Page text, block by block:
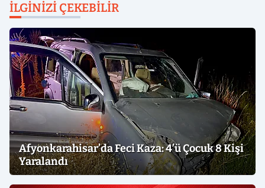
İLGINIZI ÇEKEBILIR
Afyonkarahisar’da Feci Kaza: 4’ü Çocuk 8 Kişi
Yaralandı